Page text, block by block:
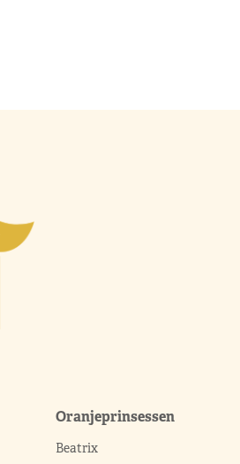
Oranjeprinsessen
Beatrix